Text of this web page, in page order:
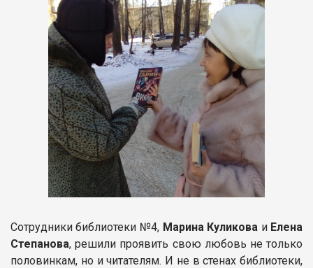
Сотрудники библиотеки №4, Марина Куликова и Елена
Степанова, решили проявить свою любовь не только
половинкам, но и читателям. И не в стенах библиотеки,